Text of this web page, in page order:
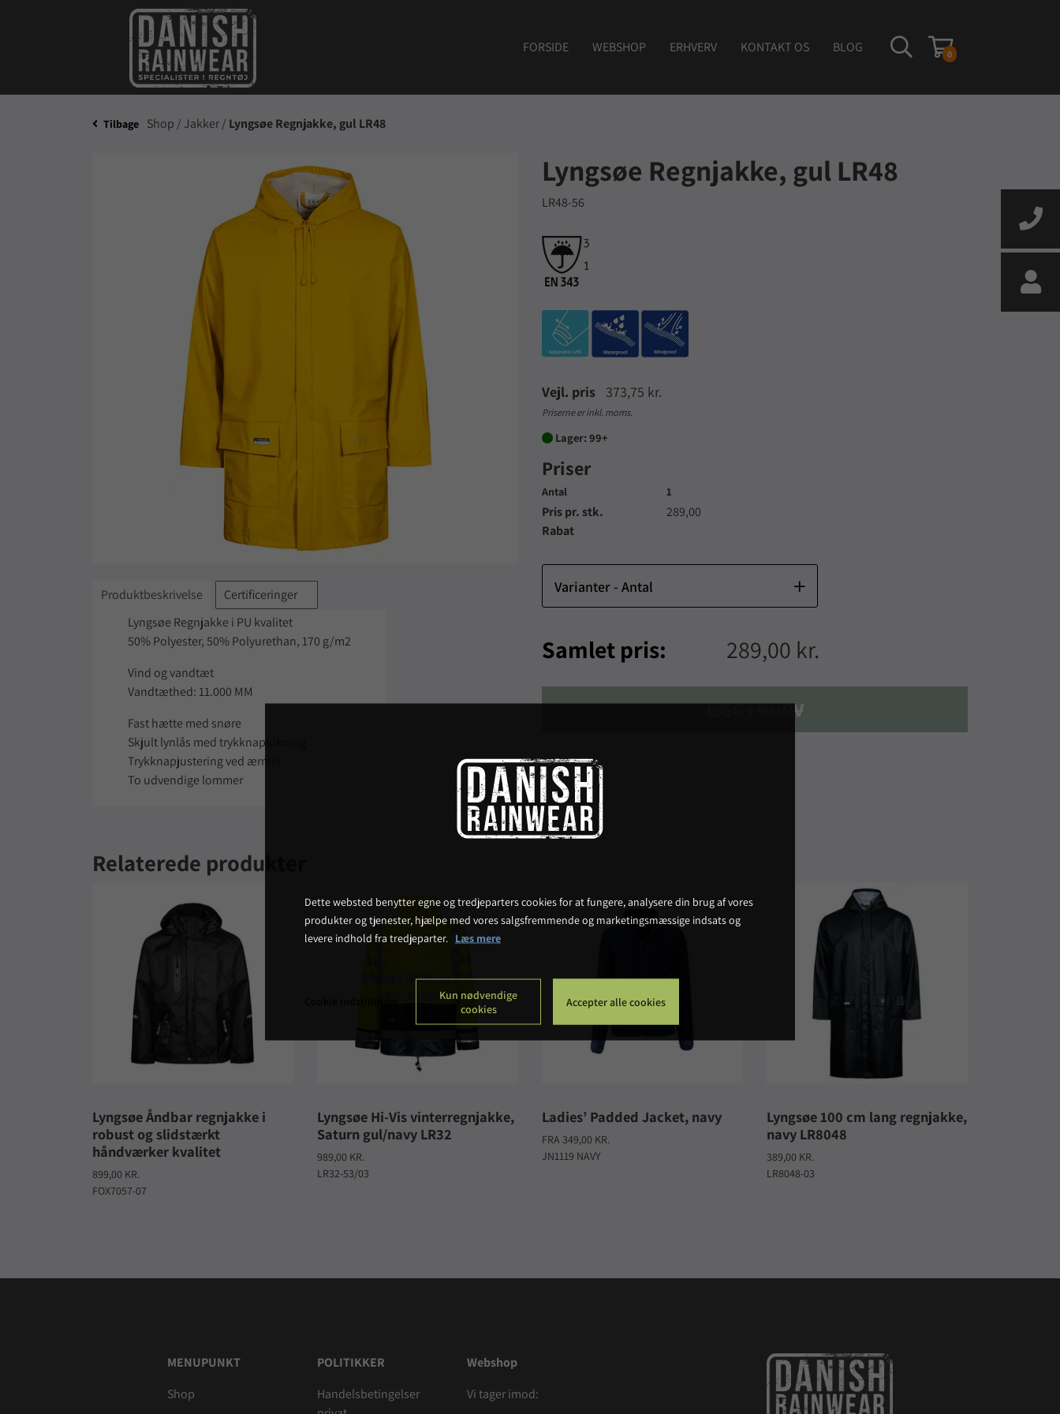
0
FORSIDE WEBSHOP ERHVERV KONTAKT OS BLOG
Tilbage Shop / Jakker / Lyngsøe Regnjakke, gul LR48
Produktbeskrivelse
Certificeringer
Lyngsøe Regnjakke i PU kvalitet
50% Polyester, 50% Polyurethan, 170 g/m2
Vind og vandtæt
Vandtæthed: 11.000 MM
Fast hætte med snøre
Skjult lynlås med trykknaplukning
Trykknapjustering ved ærmer
To udvendige lommer
Lyngsøe Regnjakke, gul LR48
LR48-56
Vejl. pris 373,75 kr.
Priserne er inkl. moms.
 Lager: 99+
Priser
Antal
Pris pr. stk.
Rabat
1
289,00
Varianter - Antal
Samlet pris: 289,00 kr.
LÆG I KURV
Relaterede produkter
Lyngsøe Åndbar regnjakke i
robust og slidstærkt
håndværker kvalitet
899,00 KR.
FOX7057-07
Lyngsøe Hi-Vis vinterregnjakke,
Saturn gul/navy LR32
989,00 KR.
LR32-53/03
Ladies’ Padded Jacket, navy
FRA 349,00 KR.
JN1119 NAVY
Lyngsøe 100 cm lang regnjakke,
navy LR8048
389,00 KR.
LR8048-03
MENUPUNKT
Shop
POLITIKKER
Handelsbetingelser
Webshop
Vi tager imod:
Dette websted benytter egne og tredjeparters cookies for at fungere, analysere din brug af vores
produkter og tjenester, hjælpe med vores salgsfremmende og marketingsmæssige indsats og
levere indhold fra tredjeparter. Læs mere
Kun nødvendige
cookies
Accepter alle cookies